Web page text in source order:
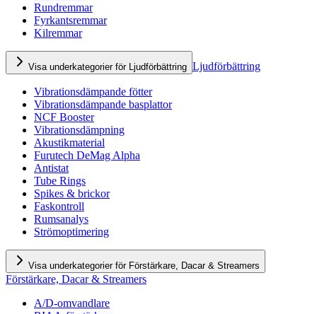
Rundremmar
Fyrkantsremmar
Kilremmar
Visa underkategorier för Ljudförbättring Ljudförbättring
Vibrationsdämpande fötter
Vibrationsdämpande basplattor
NCF Booster
Vibrationsdämpning
Akustikmaterial
Furutech DeMag Alpha
Antistat
Tube Rings
Spikes & brickor
Faskontroll
Rumsanalys
Strömoptimering
Visa underkategorier för Förstärkare, Dacar & Streamers
Förstärkare, Dacar & Streamers
A/D-omvandlare